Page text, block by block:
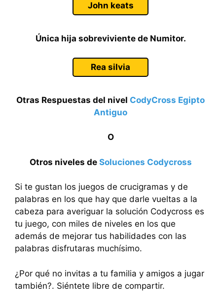
John keats
Única hija sobreviviente de Numitor.
Rea silvia
Otras Respuestas del nivel CodyCross Egipto
Antiguo
O
Otros niveles de Soluciones Codycross
Si te gustan los juegos de crucigramas y de
palabras en los que hay que darle vueltas a la
cabeza para averiguar la solución Codycross es
tu juego, con miles de niveles en los que
además de mejorar tus habilidades con las
palabras disfrutaras muchísimo.
¿Por qué no invitas a tu familia y amigos a jugar
también?. Siéntete libre de compartir.